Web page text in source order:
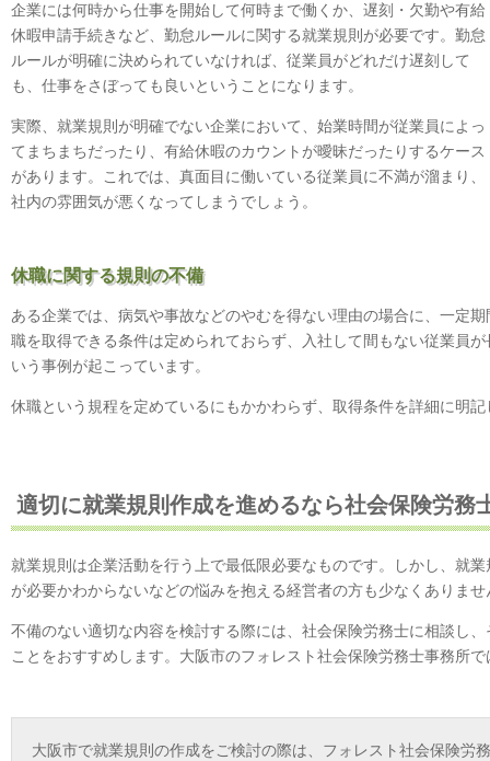
企業には何時から仕事を開始して何時まで働くか、遅刻・欠勤や有給
休暇申請手続きなど、勤怠ルールに関する就業規則が必要です。勤怠
ルールが明確に決められていなければ、従業員がどれだけ遅刻して
も、仕事をさぼっても良いということになります。
実際、就業規則が明確でない企業において、始業時間が従業員によっ
てまちまちだったり、有給休暇のカウントが曖昧だったりするケース
があります。これでは、真面目に働いている従業員に不満が溜まり、
社内の雰囲気が悪くなってしまうでしょう。
休職に関する規則の不備
ある企業では、病気や事故などのやむを得ない理由の場合に、一定
職を取得できる条件は定められておらず、入社して間もない従業員
いう事例が起こっています。
休職という規程を定めているにもかかわらず、取得条件を詳細に明
適切に就業規則作成を進めるなら社会保険労務
就業規則は企業活動を行う上で最低限必要なものです。しかし、就
が必要かわからないなどの悩みを抱える経営者の方も少なくありませ
不備のない適切な内容を検討する際には、社会保険労務士に相談し
ことをおすすめします。大阪市のフォレスト社会保険労務士事務所
大阪市で就業規則の作成をご検討の際は、フォレスト社会保険労